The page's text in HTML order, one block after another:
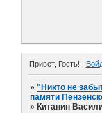
Привет, Гость!
»"Никто не
памяти
» Китанин